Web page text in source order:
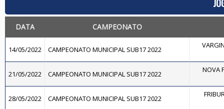
DATA CAMPEONATO
14/05/2022 CAMPEONATO MUNICIPAL SUB17 2022
21/05/2022 CAMPEONATO MUNICIPAL SUB17 2022 NOVA
28/05/2022 CAMPEONATO MUNICIPAL SUB17 2022